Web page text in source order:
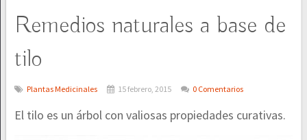
Remedios naturales a base de
tilo
Plantas Medicinales 15 febrero, 2015 0 Comentarios
El tilo es un árbol con valiosas propiedades curativas.